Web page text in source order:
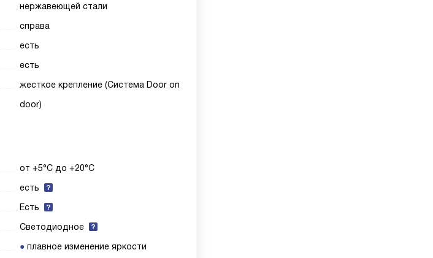
нержавеющей стали
справа
есть
есть
жесткое крепление (Система Door on
door)
от +5°C до +20°C
есть
Есть
Светодиодное
плавное изменение яркости